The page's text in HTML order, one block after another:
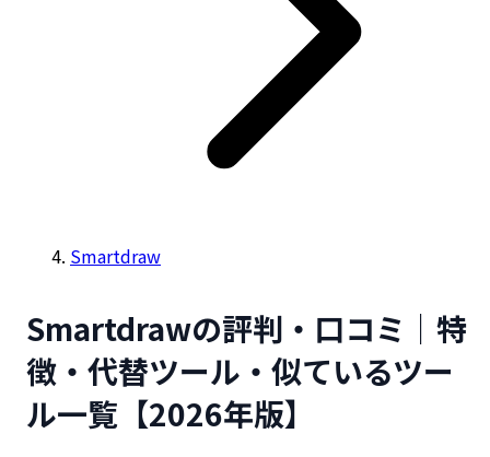
Smartdraw
Smartdrawの評判・口コミ｜特
徴・代替ツール・似ているツー
ル一覧【2026年版】